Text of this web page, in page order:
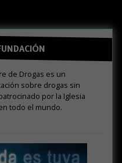
de Drogas es un
sobre drogas sin
por la Iglesia
todo el mundo.